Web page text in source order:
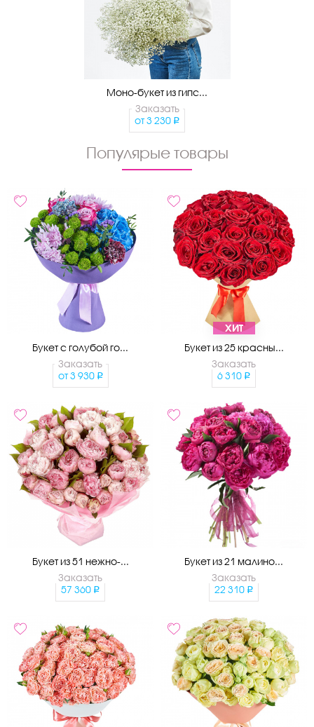
Моно-букет из гипс...
Заказать
от3 230
Популярые товары
Букет с голубой го...
Заказать
от 3 930
ХИТ
Букет из 25 красны...
Заказать
6 310
Букет из 51 нежно-...
Заказать
57 360
Букет из 21 малино...
Заказать
22 310